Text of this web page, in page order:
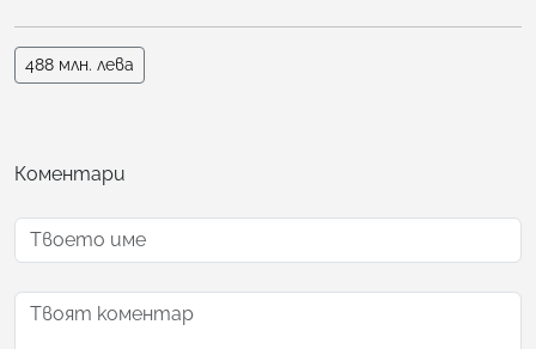
488 млн. лева
Коментари